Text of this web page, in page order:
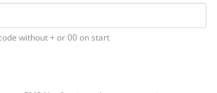
without + or 00 on start